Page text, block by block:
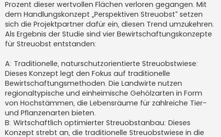
Prozent dieser wertvollen Flächen verloren gegangen. Mit
dem Handlungskonzept „Perspektiven Streuobst“ setzen
sich die Projektpartner dafür ein, diesen Trend umzukehren.
Als Ergebnis der Studie sind vier Bewirtschaftungskonzepte
für Streuobst entstanden:
A: Traditionelle, naturschutzorientierte Streuobstwiese:
Dieses Konzept legt den Fokus auf traditionelle
Bewirtschaftungsmethoden. Die Landwirte nutzen
regionaltypische und einheimische Gehölzarten in Form
von Hochstämmen, die Lebensräume für zahlreiche Tier-
und Pflanzenarten bieten.
B: Wirtschaftlich optimierter Streuobstanbau: Dieses
Konzept strebt an, die traditionelle Streuobstwiese in die